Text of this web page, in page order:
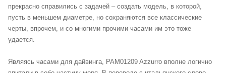
прекрасно справились с задачей – создать модель, в которой,
пусть в меньшем диаметре, но сохраняются все классические
черты, впрочем, и со многими прочими часами им это тоже
удается.
Являясь часами для дайвинга, PAM01209 Azzurro вполне логично